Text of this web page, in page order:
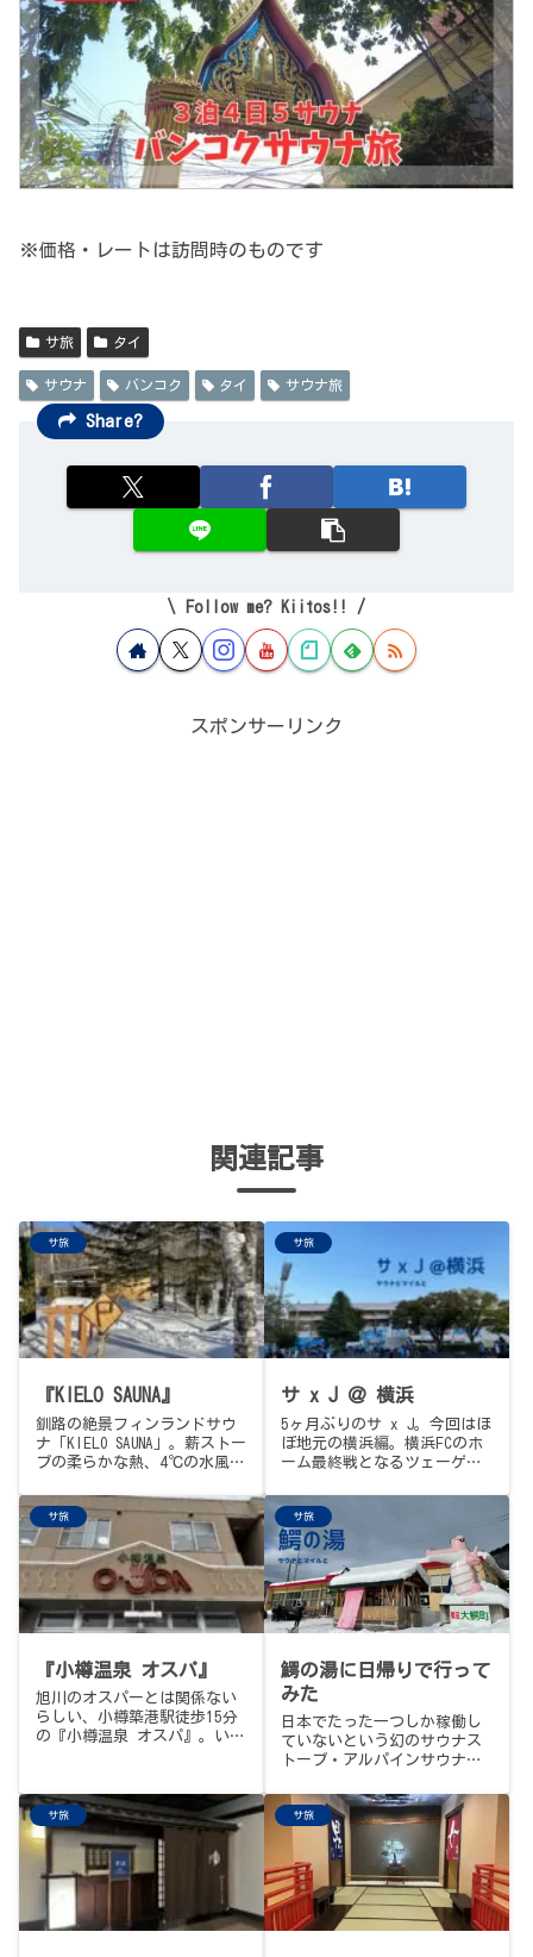
※価格・レートは訪問時のものです
サ旅 タイ
サウナ バンコク タイ サウナ旅
Share?
Follow me? Kiitos!!
スポンサーリンク
関連記事
サ旅
『KIELO SAUNA』
釧路の絶景フィンランドサウ
ナ「KIELO SAUNA」。薪ストー
ブの柔らかな熱、4℃の水風
来たくなる施設でした。
サ旅
サ x J ＠ 横浜
5ヶ月ぶりのサ x J。今回はほ
ぼ地元の横浜編。横浜FCのホ
ーム最終戦となるツェーゲン
ト。初訪問の『SPA EAS』と地
元で人気の極厚カツ丼も。
サ旅
『小樽温泉 オスパ』
旭川のオスパーとは関係ない
らしい、小樽築港駅徒歩15分
の『小樽温泉 オスパ』。いぶ
の強塩泉、〆はザンギとメガ
ハイボール。
サ旅
鰐の湯に日帰りで行って
みた
日本でたった一つしか稼働し
ていないという幻のサウナス
トーブ・アルパインサウナと
か？それを確かめに青森県は
大鰐温泉・『鰐の湯』さんに
行って参りました。
サ旅 サ旅